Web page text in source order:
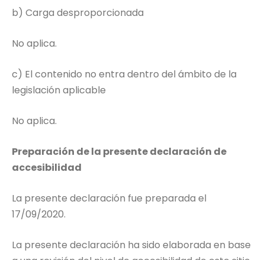
b) Carga desproporcionada
No aplica.
c) El contenido no entra dentro del ámbito de la
legislación aplicable
No aplica.
Preparación de la presente declaración de
accesibilidad
La presente declaración fue preparada el
17/09/2020.
La presente declaración ha sido elaborada en base